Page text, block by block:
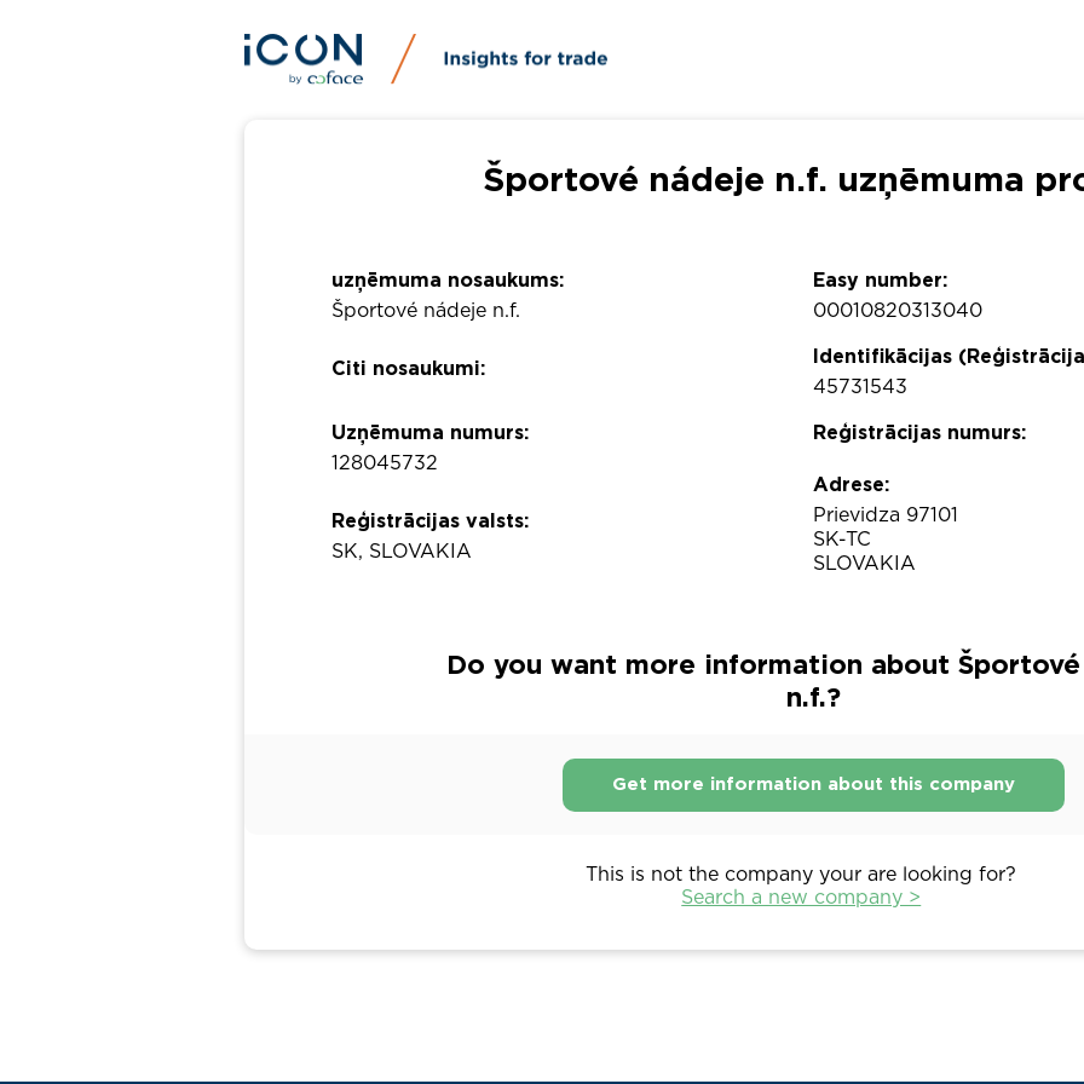
Športové nádeje n.f. uzņēmuma
uzņēmuma nosaukums:
Športové nádeje n.f.
Citi nosaukumi:
Uzņēmuma numurs:
128045732
Reģistrācijas valsts:
SK, SLOVAKIA
Easy number:
00010820313040
Identifikācijas
45731543
Reģistrācijas numurs:
Adrese:
Prievidza 97101
SK-TC
SLOVAKIA
Do you want more information about
n.f.?
Get more information about this company
This is not the company your are looking for?
Search a new company >